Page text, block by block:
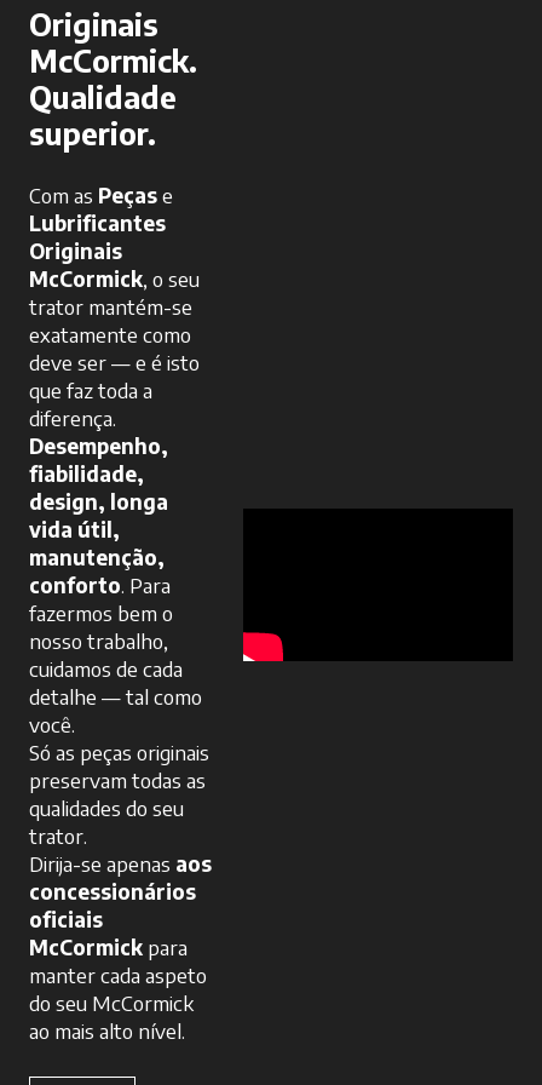
Originais
McCormick.
Qualidade
superior.
Com as Peçase
Lubrificantes
Originais
McCormick, o seu
trator mantém-se
exatamente como
deve ser — e é isto
que faz toda a
diferença.
Desempenho,
fiabilidade,
design, longa
vida útil,
manutenção,
conforto. Para
fazermos bem o
nosso trabalho,
cuidamos de cada
detalhe — tal como
você.
Só as peças originais
preservam todas as
qualidades do seu
trator.
Dirija-se apenas aos
concessionários
oficiais
McCormick para
manter cada aspeto
do seu McCormick
ao mais alto nível.